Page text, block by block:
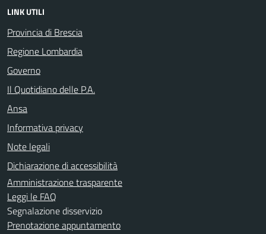
LINK UTILI
Provincia di Brescia
Regione Lombardia
Governo
Il Quotidiano delle P.A.
Ansa
Informativa privacy
Note legali
Dichiarazione di accessibilità
Amministrazione trasparente
Leggi le FAQ
Segnalazione disservizio
Prenotazione appuntamento